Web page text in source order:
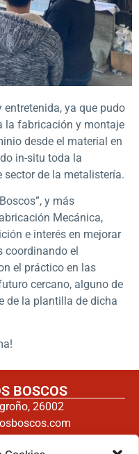
ya que pudo
la fabricación y montaje
desde el material en
in-situ toda la
sector de la metalistería.
y más
Mecánica,
e interés en mejorar
coordinando el
el práctico en las
cercano, alguno de
de la plantilla de dicha
BOSCOS
26002
25 20